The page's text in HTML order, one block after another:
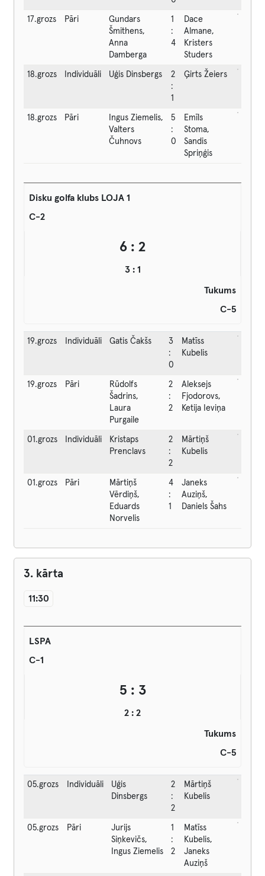
17.grozs Pāri
Gundars
Šmithens,
Anna
Damberga
1
:
4
Dace
Almane,
Kristers
Studers
18.grozs Individuāli Uģis Dinsbergs
2
:
1
Ģirts Žeiers
18.grozs Pāri
Ingus Ziemelis,
Valters
Čuhnovs
5
:
0
Emīls
Stoma,
Sandis
Spriņģis
Disku golfa klubs LOJA 1
C-2
6 : 2
3 : 1
Tukums
C-5
19.grozs Individuāli Gatis Čakšs
3
:
0
Matīss
Kubelis
19.grozs Pāri
Rūdolfs
Šadrins,
Laura
Purgaile
2
:
2
Aleksejs
Fjodorovs,
Ketija Ieviņa
01.grozs Individuāli
Kristaps
Prenclavs
2
:
2
Mārtiņš
Kubelis
01.grozs Pāri
Mārtiņš
Vērdiņš,
Eduards
Norvelis
4
:
1
Janeks
Auziņš,
Daniels Šahs
3. kārta
11:30
LSPA
C-1
5 : 3
2 : 2
Tukums
C-5
05.grozs Individuāli
Uģis
Dinsbergs
2
:
2
Mārtiņš
Kubelis
05.grozs Pāri
Jurijs
Siņkevičs,
Ingus Ziemelis
1
:
2
Matīss
Kubelis,
Janeks
Auziņš